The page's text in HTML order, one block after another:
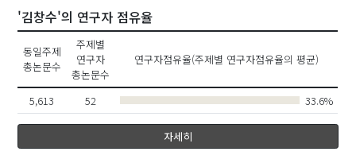
'김창수'의 연구자 점유율
동일주제
총논문수
주제별
연구자
총논문수
연구자점유율(주제별 연구자점유율의 평균)
5,613 52 33.6%
자세히